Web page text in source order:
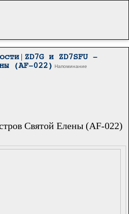
| ZD7G и ZD7SFU -
(AF-022) Напоминание
Святой Елены (AF-022)